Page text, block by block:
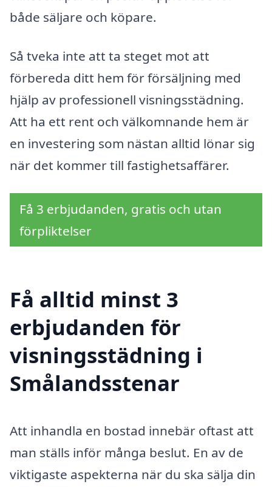
både säljare och köpare.
Så tveka inte att ta steget mot att
förbereda ditt hem för försäljning med
hjälp av professionell visningsstädning.
Att ha ett rent och välkomnande hem är
en investering som nästan alltid lönar sig
när det kommer till fastighetsaffärer.
Få 3 erbjudanden, gratis och utan
förpliktelser
Få alltid minst 3
erbjudanden för
visningsstädning i
Smålandsstenar
Att inhandla en bostad innebär oftast att
man ställs inför många beslut. En av de
viktigaste aspekterna när du ska sälja din